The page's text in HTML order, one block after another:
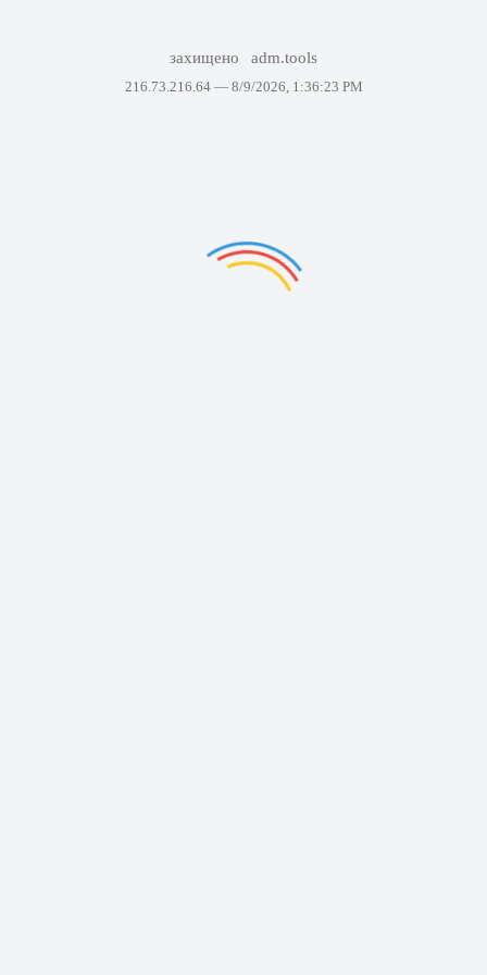
захищено adm.tools
216.73.216.64 — 8/9/2026, 1:36:23 PM